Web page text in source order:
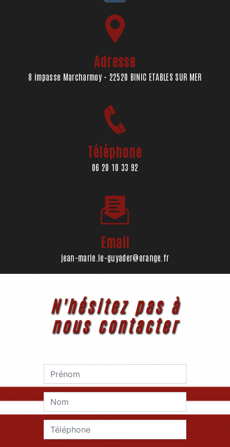
Adresse
8 impasse Marcharmoy - 22520 BINIC ETABLES SUR MER
Téléphone
06 20 10 33 92
Email
jean-marie.le-guyader@orange.fr
N'hésitez pas à
nous contacter